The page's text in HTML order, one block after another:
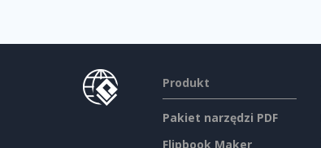
Produkt
Pakiet narzędzi PDF
Flipbook Maker